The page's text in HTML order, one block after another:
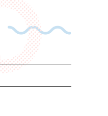
현장실습생모집
ISSUE
현장실습 우수사례